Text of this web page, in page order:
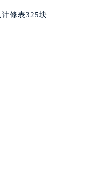
）
）
）
约）
约）
预约）
中心（需提前预约）
修表325块